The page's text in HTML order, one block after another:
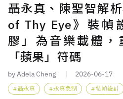
聶永真、陳聖智解
of Thy Eye》裝幀
膠」為音樂載體，
「蘋果」符碼
by Adela Cheng 2026-06-17
聶永真 永真急制 裝幀設計